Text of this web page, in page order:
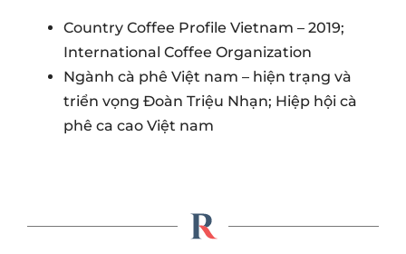
Country Coffee Profile Vietnam – 2019;
International Coffee Organization
Ngành cà phê Việt nam – hiện trạng và
triển vọng Đoàn Triệu Nhạn; Hiệp hội cà
phê ca cao Việt nam